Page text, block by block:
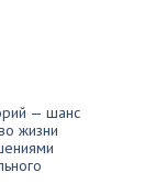
— шанс
жизни